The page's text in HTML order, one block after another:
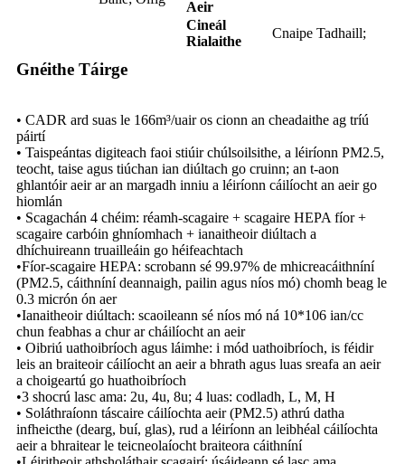
Aeir
Cineál
Rialaithe
Cnaipe Tadhaill;
Gnéithe Táirge
• CADR ard suas le 166m³/uair os cionn an cheadaithe ag tríú
páirtí
• Taispeántas digiteach faoi stiúir chúlsoilsithe, a léiríonn PM2.5,
teocht, taise agus tiúchan ian diúltach go cruinn; an t-aon
ghlantóir aeir ar an margadh inniu a léiríonn cáilíocht an aeir go
hiomlán
• Scagachán 4 chéim: réamh-scagaire + scagaire HEPA fíor +
scagaire carbóin ghníomhach + ianaitheoir diúltach a
dhíchuireann truailleáin go héifeachtach
•Fíor-scagaire HEPA: scrobann sé 99.97% de mhicreacáithníní
(PM2.5, cáithníní deannaigh, pailin agus níos mó) chomh beag le
0.3 micrón ón aer
•Ianaitheoir diúltach: scaoileann sé níos mó ná 10*106 ian/cc
chun feabhas a chur ar cháilíocht an aeir
• Oibriú uathoibríoch agus láimhe: i mód uathoibríoch, is féidir
leis an braiteoir cáilíocht an aeir a bhrath agus luas sreafa an aeir
a choigeartú go huathoibríoch
•3 shocrú lasc ama: 2u, 4u, 8u; 4 luas: codladh, L, M, H
• Soláthraíonn táscaire cáilíochta aeir (PM2.5) athrú datha
infheicthe (dearg, buí, glas), rud a léiríonn an leibhéal cáilíochta
aeir a bhraitear le teicneolaíocht braiteora cáithníní